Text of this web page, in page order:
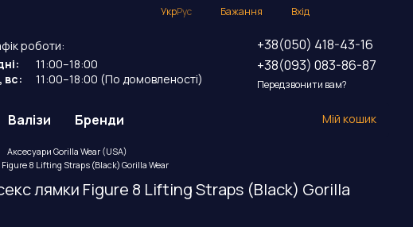
УкрРус Бажання Вхід
роботи:
11:00–18:00
вс:
11:00–18:00 (По домовленості)
+38(050) 418-43-16
+38(093) 083-86-87
Передзвонити вам?
Валізи Бренди Мій кошик
Аксесуари Gorilla Wear (USA)
8 Lifting Straps (Black) Gorilla Wear
лямки Figure 8 Lifting Straps (Black) Gorilla